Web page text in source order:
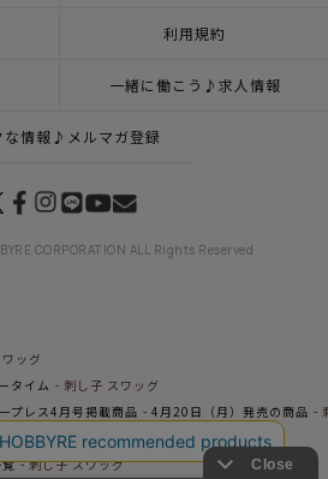
利用規約
一緒に働こう♪求人情報
な情報♪メルマガ登録
CORPORATION ALL Rights Reserved
ッグ
タイム
刺し子 スワッグ
プレス4月号掲載商品 4月20日（月）発売の商品
の香りにつつまれて 刺し子 スワッグ
刺し子 スワッグ